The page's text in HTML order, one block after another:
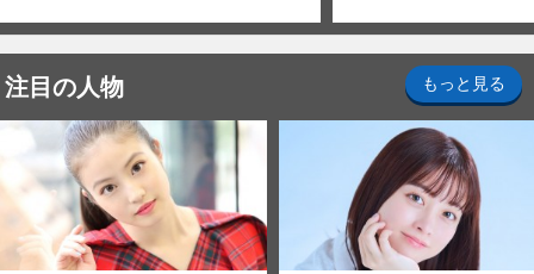
注目の人物 もっと見る